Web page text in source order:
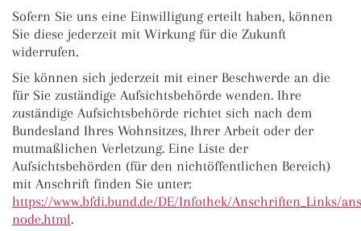
Sofern Sie uns eine Einwilligung erteilt haben, können
Sie diese jederzeit mit Wirkung für die Zukunft
widerrufen.
Sie können sich jederzeit mit einer Beschwerde an die
für Sie zuständige Aufsichtsbehörde wenden. Ihre
zuständige Aufsichtsbehörde richtet sich nach dem
Bundesland Ihres Wohnsitzes, Ihrer Arbeit oder der
mutmaßlichen Verletzung. Eine Liste der
Aufsichtsbehörden (für den nichtöffentlichen Bereich)
mit Anschrift finden Sie unter:
https://www.bfdi.bund.de/DE/Infothek/Anschriften_Links/
node.html.